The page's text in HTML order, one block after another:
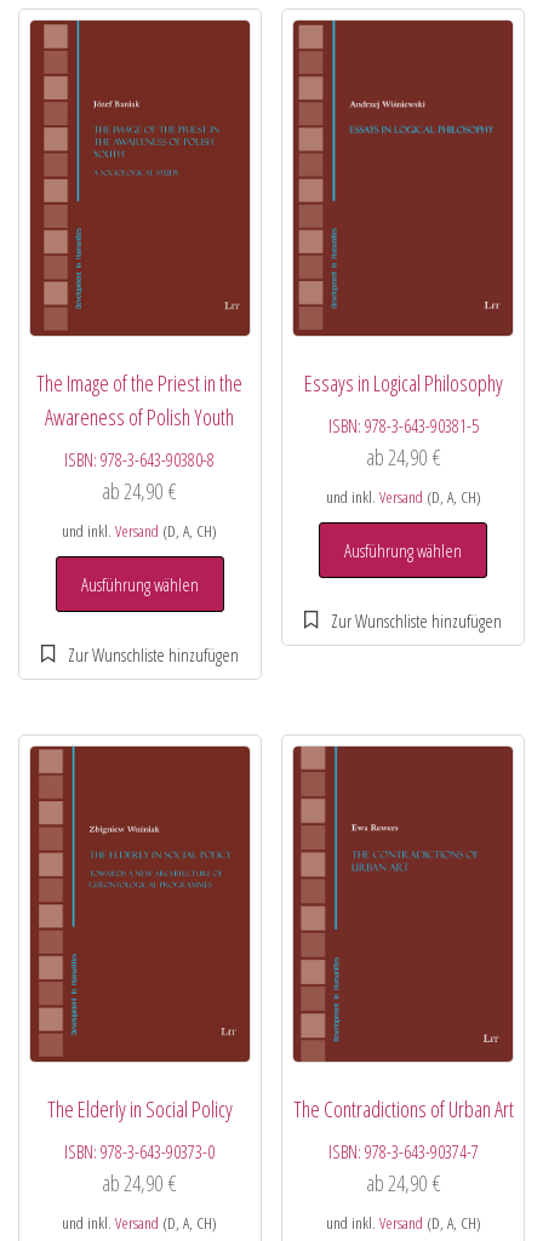
The Image of the Priest in the
Awareness of Polish Youth
ISBN:978-3-643-90380-8
ab24,90€
und inkl.Versand (D, A, CH)
Ausführung wählen
Essays in Logical Philosophy
ISBN: 978-3-643-90381-5
ab24,90 €
und inkl. Versand (D, A, CH)
Ausführung wählen
The Elderly in Social Policy
ISBN:978-3-643-90373-0
ab24,90€
und inkl.Versand (D, A, CH)
The Contradictions of Urban Art
ISBN: 978-3-643-90374-7
ab24,90 €
und inkl. Versand (D, A, CH)